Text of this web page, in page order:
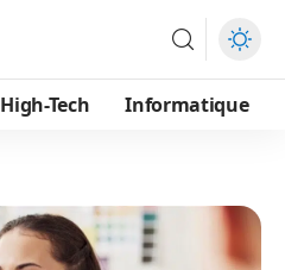
High-Tech Informatique